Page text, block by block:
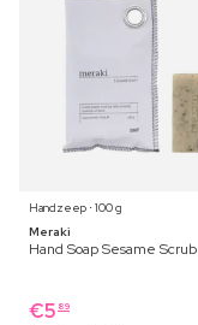
Handzeep ⋅ 100 g
Meraki
Hand Soap Sesame Scrub
€5 89